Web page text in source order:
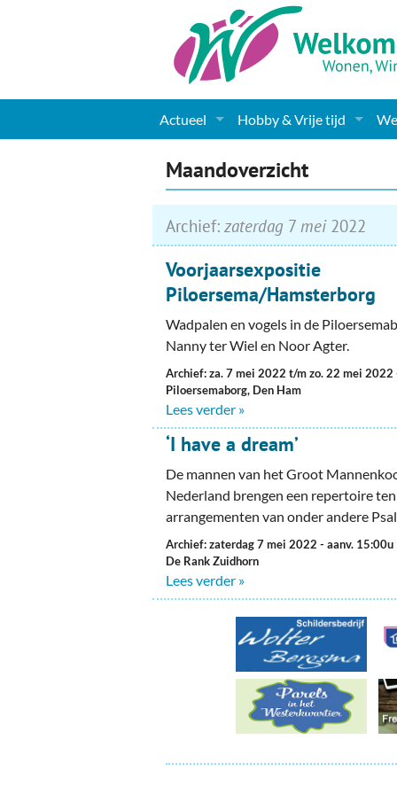
Actueel
Nieuws
Gemeente informatie
Dorpen
Woningaanbod
Columns & Redactioneel
Foto-pagina
Hobby & Vrije tijd
Muziek
Toerisme & Musea
Podia & Dorpshuizen
Maandoverzicht
Archief: zaterdag 7 mei2022
Voorjaarsexpositie
Piloersema/Hamsterborg
Wadpalen en vogels in de
Nanny ter Wiel en Noor Agter.
Archief: za. 7 mei 2022 t/m zo. 22 mei 2022
Piloersemaborg, Den Ham
Lees verder »
‘I have a dream’
De mannen van het Groot
Nederland brengen een repertoire
arrangementen van onder andere
Archief: zaterdag 7 mei 2022- aanv. 15:00u
De Rank Zuidhorn
Lees verder »